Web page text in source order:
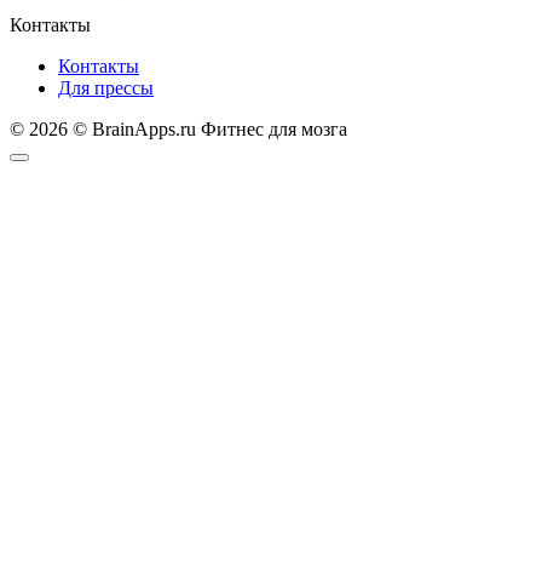
Контакты
Контакты
Для прессы
© 2026 © BrainApps.ru Фитнес для мозга